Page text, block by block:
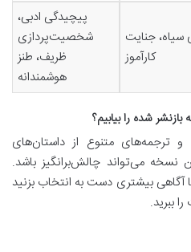
سیاه، جنایت
کارآموز
پیچیدگی ادبی،
شخصیت‌پردازی
ظریف، طنز
هوشمندانه
شده را بیابیم؟
و ترجمه‌های متنوع از داستان‌های
نسخه می‌تواند چالش‌برانگیز باشد.
آگاهی بیشتری دست به انتخاب بزنید
ببرید.